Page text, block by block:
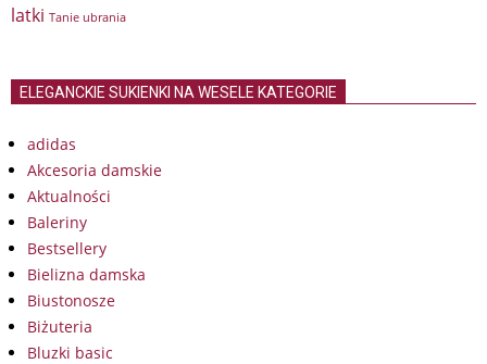
latki Tanie ubrania
ELEGANCKIE SUKIENKI NA WESELE KATEGORIE
adidas
Akcesoria damskie
Aktualności
Baleriny
Bestsellery
Bielizna damska
Biustonosze
Biżuteria
Bluzki basic